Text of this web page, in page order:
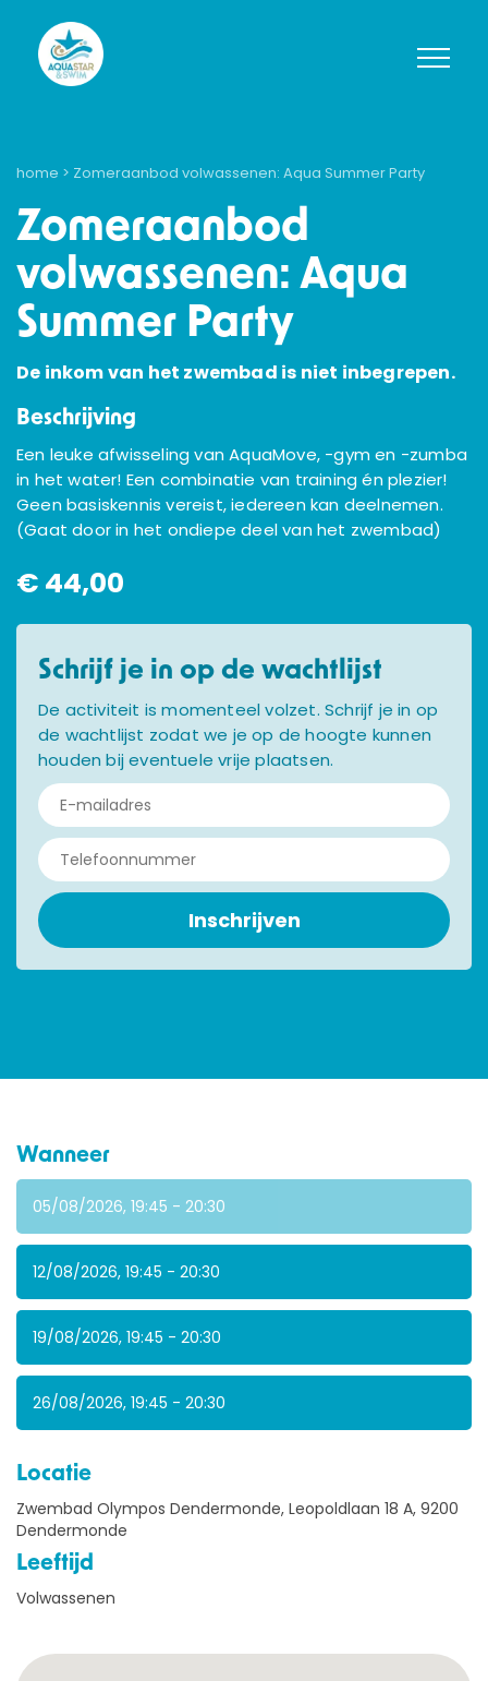
home > Zomeraanbod volwassenen: Aqua Summer Party
Zomeraanbod
volwassenen: Aqua
Summer Party
De inkom van het zwembad is niet inbegrepen.
Beschrijving
Een leuke afwisseling van AquaMove, -gym en -zumba
in het water! Een combinatie van training én plezier!
Geen basiskennis vereist, iedereen kan deelnemen.
(Gaat door in het ondiepe deel van het zwembad)
€ 44,00
Schrijf je in op de wachtlijst
De activiteit is momenteel volzet. Schrijf je in op
de wachtlijst zodat we je op de hoogte kunnen
houden bij eventuele vrije plaatsen.
Inschrijven
Wanneer
05/08/2026, 19:45 - 20:30
12/08/2026, 19:45 - 20:30
19/08/2026, 19:45 - 20:30
26/08/2026, 19:45 - 20:30
Locatie
Zwembad Olympos Dendermonde, Leopoldlaan 18 A, 9200
Dendermonde
Leeftijd
Volwassenen